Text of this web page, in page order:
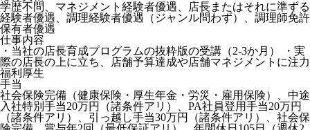
学歴不問、マネジメント経験者優遇、店長またはそれに準ずる
経験者優遇、調理経験者優遇（ジャンル問わず）、調理師免許
保有者優遇
仕事内容
・当社の店長育成プログラムの抜粋版の受講（2-3か月） ・実
際の店長の上に立ち、店舗予算達成や店舗マネジメントに注力
福利厚生
手当
社会保険完備（健康保険・厚生年金・労災・雇用保険）、中途
入社特別手当20万円（諸条件アリ）、PA社員登用手当20万円
（諸条件アリ）、引っ越し手当30万円（諸条件アリ）、社会保